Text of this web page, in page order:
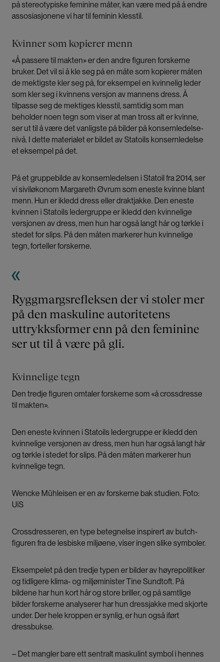
på stereotypiske feminine måter, kan være med på å endre
assosiasjonene vi har til feminin klesstil.
Kvinner som kopierer menn
«Å passere til makten» er den andre figuren forskerne
bruker. Det vil si å kle seg på en måte som kopierer måten
de mektigste kler seg på, for eksempel en kvinnelig leder
som kler seg i kvinnens versjon av mannens dress. Å
tilpasse seg de mektiges klesstil, samtidig som man
beholder noen tegn som viser at man tross alt er kvinne,
ser ut til å være det vanligste på bilder på konsernledelse-
nivå. I dette materialet er bildet av Statoils konsernledelse
et eksempel på det.
På et gruppebilde av konsernledelsen i Statoil fra 2014, ser
vi siviløkonom Margareth Øvrum som eneste kvinne blant
menn. Hun er ikledd dress eller draktjakke. Den eneste
kvinnen i Statoils ledergruppe er ikledd den kvinnelige
versjonen av dress, men hun har også langt hår og tørkle i
stedet for slips. På den måten markerer hun kvinnelige
tegn, forteller forskerne.
Ryggmargsrefleksen der vi stoler mer
på den maskuline autoritetens
uttrykksformer enn på den feminine
ser ut til å være på gli.
Kvinnelige tegn
Den tredje figuren omtaler forskerne som «å crossdresse
til makten».
Den eneste kvinnen i Statoils ledergruppe er ikledd den
kvinnelige versjonen av dress, men hun har også langt hår
og tørkle i stedet for slips. På den måten markerer hun
kvinnelige tegn.
Wencke Mühleisen er en av forskerne bak studien. Foto:
UiS
Crossdresseren, en type betegnelse inspirert av butch-
figuren fra de lesbiske miljøene, viser ingen slike symboler.
Eksempelet på den tredje typen er bilder av høyrepolitiker
og tidligere klima- og miljøminister Tine Sundtoft. På
bildene har hun kort hår og store briller, og på samtlige
bilder forskerne analyserer har hun dressjakke med skjorte
under. Der hele kroppen er synlig, er hun også iført
dressbukse.
– Det mangler bare ett sentralt maskulint symbol i hennes